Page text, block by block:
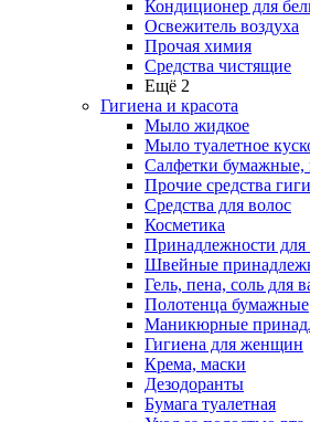
Кондиционер для
Освежитель воздуха
Прочая химия
Средства чистящие
Ещё 2
Гигиена и красота
Мыло жидкое
Мыло туалетное
Салфетки бумажные,
Прочие средства
Средства для волос
Косметика
Принадлежности для
Швейные
Гель, пена, соль для
Полотенца бумажные
Маникюрные
Гигиена для женщин
Крема, маски
Дезодоранты
Бумага туалетная